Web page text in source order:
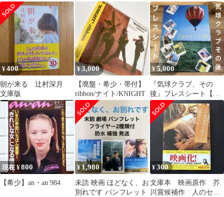
品〉菅野美穂、谷原章
介、永作博美
使用済DVD
ル・サウンドトラック
CD
¥400
朝が来る 辻村深月
文庫版
¥3,000
【廃盤・希少・帯付】
ribbon/ナイト/KNIGHT
¥5,000
『気球クラブ、その
後』プレスシート【園
子温】《永作博美》⚠︎
傷みアリ！
現在 ¥800
【希少】an・an 984
¥ 1,980
未読 映画 ほどなく、お
別れです パンフレット
¥300
文庫本 映画原作 芥
川賞候補作 人のセッ